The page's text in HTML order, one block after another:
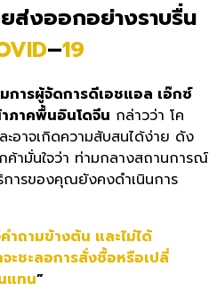
ส่งออกอย่างราบรื่น
–19
ารผู้จัดการดีเอชแอล เอ๊กซ์
าภาคพื้นอินโดจีน กล่าวว่า โค
อาจเกิดความสับสนได้ง่าย ดัง
ค้ามั่นใจว่า ท่ามกลางสถานการณ์
การของคุณยังคงดำเนินการ
ำถามข้างต้น และไม่ได้
ะชะลอการสั่งซื้อหรือเปลี่
แทน”